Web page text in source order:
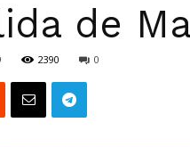
de
2390 0